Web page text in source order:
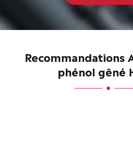
Recommandations
phénol gêné